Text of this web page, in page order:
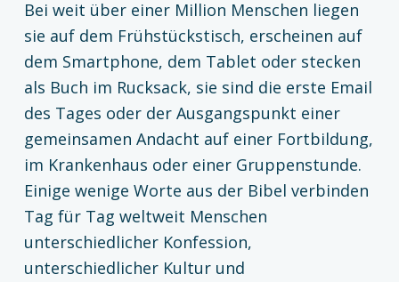
Bei weit über einer Million Menschen liegen
sie auf dem Frühstückstisch, erscheinen auf
dem Smartphone, dem Tablet oder stecken
als Buch im Rucksack, sie sind die erste Email
des Tages oder der Ausgangspunkt einer
gemeinsamen Andacht auf einer Fortbildung,
im Krankenhaus oder einer Gruppenstunde.
Einige wenige Worte aus der Bibel verbinden
Tag für Tag weltweit Menschen
unterschiedlicher Konfession,
unterschiedlicher Kultur und